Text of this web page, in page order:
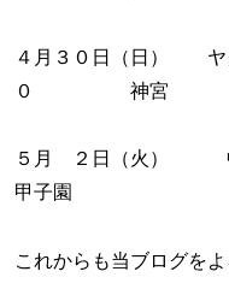
４月３０日（日）
０ 神宮
５月 ２日（
甲子園
これからも当ブログを